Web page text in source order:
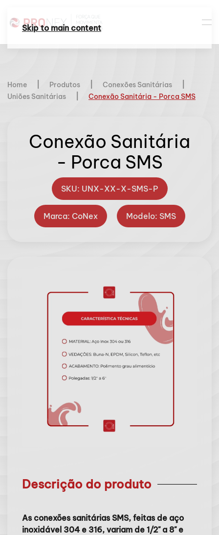
Skip to main content
Home Produtos
Conexões Sanitárias
Uniões Sanitárias
Conexão Sanitária - Porca SMS
Conexão Sanitária
- Porca SMS
SKU: UNX-XX-X-SMS-P
Marca: CoNex Modelo: SMS
Descrição do produto
As conexões sanitárias SMS, feitas de aço
inoxidável 304 e 316, variam de 1/2" a 8" e